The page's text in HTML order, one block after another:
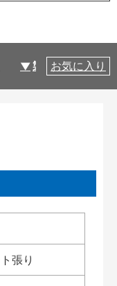
製品仕様
お気に入り
張り